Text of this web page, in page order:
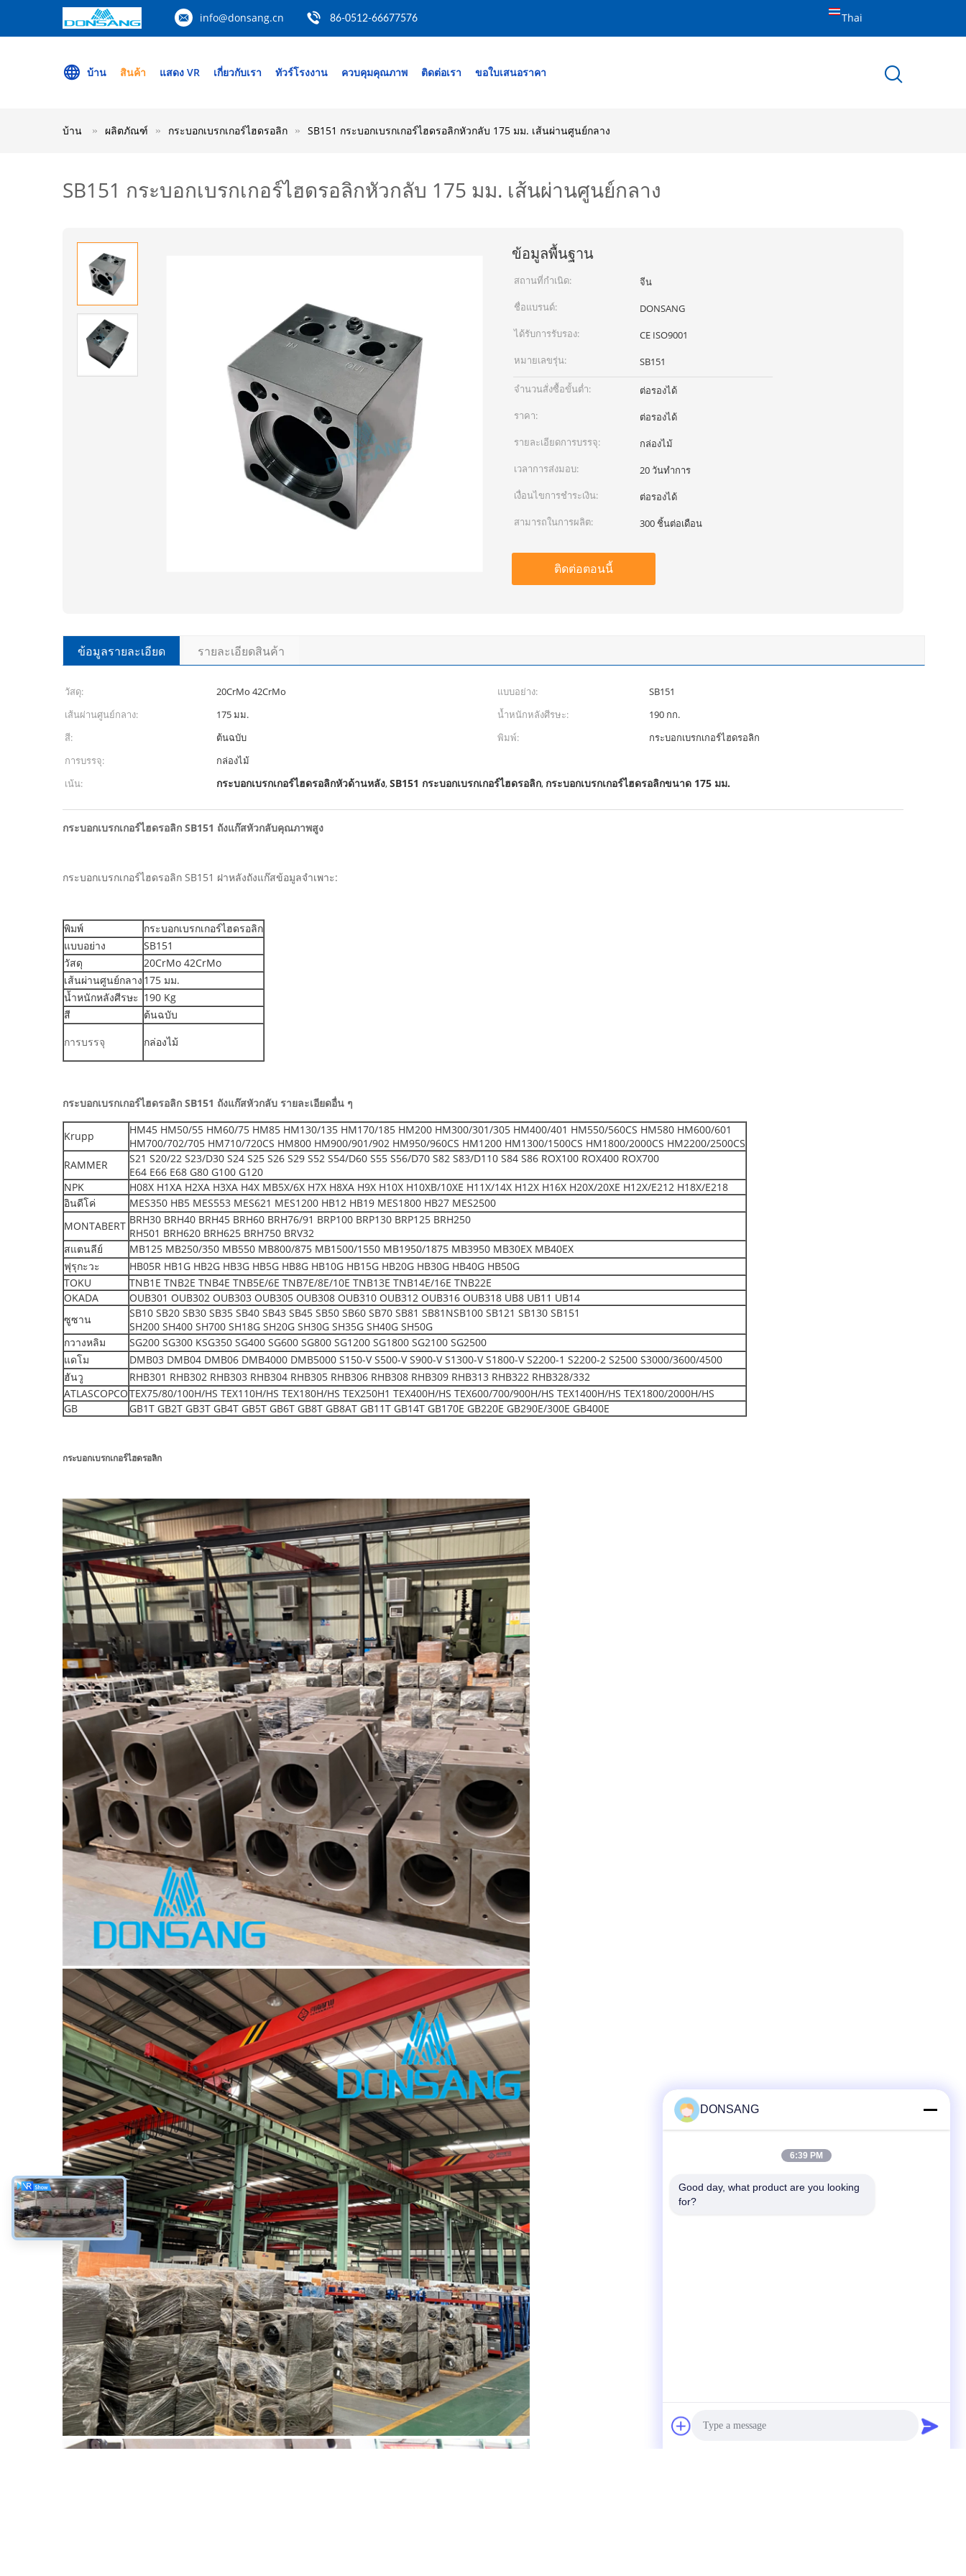
info@donsang.cn 86-0512-66677576 Thai
บ้าน สินค้า แสดง VR เกี่ยวกับเรา ทัวร์โรงงาน ควบคุมคุณภาพ ติดต่อเรา ขอใบเสนอราคา
บ้าน ผลิตภัณฑ์ กระบอกเบรกเกอร์ไฮดรอลิก SB151 กระบอกเบรกเกอร์ไฮดรอลิกหัวกลับ 175 มม. เส้นผ่านศูนย์กลาง
SB151 กระบอกเบรกเกอร์ไฮดรอลิกหัวกลับ 175 มม. เส้นผ่านศูนย์กลาง
ข้อมูลพื้นฐาน
สถานที่กำเนิด:
จีน
ชื่อแบรนด์:
DONSANG
ได้รับการรับรอง:
CE ISO9001
หมายเลขรุ่น:
SB151
จำนวนสั่งซื้อขั้นต่ำ:
ต่อรองได้
ราคา:
ต่อรองได้
รายละเอียดการบรรจุ:
กล่องไม้
เวลาการส่งมอบ:
20 วันทำการ
เงื่อนไขการชำระเงิน:
ต่อรองได้
สามารถในการผลิต:
300 ชิ้นต่อเดือน
ติดต่อตอนนี้
ข้อมูลรายละเอียด รายละเอียดสินค้า
วัสดุ: 20CrMo 42CrMo แบบอย่าง:
SB151
เส้นผ่านศูนย์กลาง:
175 มม. น้ำหนักหลังศีรษะ:
190 กก.
สี:
ต้นฉบับ พิมพ์:
กระบอกเบรกเกอร์ไฮดรอลิก
การบรรจุ:
กล่องไม้
เน้น:
กระบอกเบรกเกอร์ไฮดรอลิกหัวด้านหลัง,SB151 กระบอกเบรกเกอร์ไฮดรอลิก, กระบอกเบรกเกอร์ไฮดรอลิกขนาด 175 มม.
กระบอกเบรกเกอร์ไฮดรอลิก SB151 ถังแก๊สหัวกลับคุณภาพสูง
กระบอกเบรกเกอร์ไฮดรอลิก SB151 ฝาหลังถังแก๊สข้อมูลจำเพาะ:
พิมพ์
กระบอกเบรกเกอร์ไฮดรอลิก
แบบอย่าง
SB151
วัสดุ
20CrMo 42CrMo
เส้นผ่านศูนย์กลาง 175 มม.
น้ำหนักหลังศีรษะ 190 Kg
สี
ต้นฉบับ
การบรรจุ
กล่องไม้
กระบอกเบรกเกอร์ไฮดรอลิก SB151 ถังแก๊สหัวกลับ รายละเอียดอื่น ๆ
Krupp
HM45 HM50/55 HM60/75 HM85 HM130/135 HM170/185 HM200 HM300/301/305 HM400/401 HM550/560CS HM580 HM600/601
HM700/702/705 HM710/720CS HM800 HM900/901/902 HM950/960CS HM1200 HM1300/1500CS HM1800/2000CS HM2200/2500CS
RAMMER
S21 S20/22 S23/D30 S24 S25 S26 S29 S52 S54/D60 S55 S56/D70 S82 S83/D110 S84 S86 ROX100 ROX400 ROX700
E64 E66 E68 G80 G100 G120
NPK
H08X H1XA H2XA H3XA H4X MB5X/6X H7X H8XA H9X H10X H10XB/10XE H11X/14X H12X H16X H20X/20XE H12X/E212 H18X/E218
อินดีโค่
MES350 HB5 MES553 MES621 MES1200 HB12 HB19 MES1800 HB27 MES2500
MONTABERT BRH30 BRH40 BRH45 BRH60 BRH76/91 BRP100 BRP130 BRP125 BRH250
RH501 BRH620 BRH625 BRH750 BRV32
สแตนลีย์
MB125 MB250/350 MB550 MB800/875 MB1500/1550 MB1950/1875 MB3950 MB30EX MB40EX
ฟุรุกะวะ
HB05R HB1G HB2G HB3G HB5G HB8G HB10G HB15G HB20G HB30G HB40G HB50G
TOKU
TNB1E TNB2E TNB4E TNB5E/6E TNB7E/8E/10E TNB13E TNB14E/16E TNB22E
OKADA
OUB301 OUB302 OUB303 OUB305 OUB308 OUB310 OUB312 OUB316 OUB318 UB8 UB11 UB14
ซูซาน
SB10 SB20 SB30 SB35 SB40 SB43 SB45 SB50 SB60 SB70 SB81 SB81NSB100 SB121 SB130 SB151
SH200 SH400 SH700 SH18G SH20G SH30G SH35G SH40G SH50G
กวางหลิม
SG200 SG300 KSG350 SG400 SG600 SG800 SG1200 SG1800 SG2100 SG2500
แดโม
DMB03 DMB04 DMB06 DMB4000 DMB5000 S150-V S500-V S900-V S1300-V S1800-V S2200-1 S2200-2 S2500 S3000/3600/4500
ฮันวู
RHB301 RHB302 RHB303 RHB304 RHB305 RHB306 RHB308 RHB309 RHB313 RHB322 RHB328/332
ATLASCOPCOTEX75/80/100H/HS TEX110H/HS TEX180H/HS TEX250H1 TEX400H/HS TEX600/700/900H/HS TEX1400H/HS TEX1800/2000H/HS
GB
GB1T GB2T GB3T GB4T GB5T GB6T GB8T GB8AT GB11T GB14T GB170E GB220E GB290E/300E GB400E
กระบอกเบรกเกอร์ไฮดรอลิก
DONSANG
6:39 PM
Good day, what product are you looking
for?